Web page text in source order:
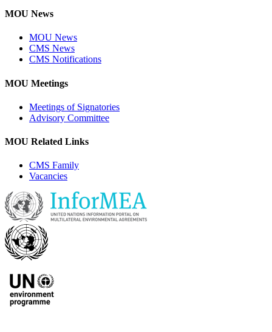
MOU News
MOU News
CMS News
CMS Notifications
MOU Meetings
Meetings of Signatories
Advisory Committee
MOU Related Links
CMS Family
Vacancies